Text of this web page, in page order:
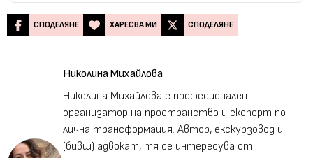
СПОДЕЛЯНЕ ХАРЕСВА МИ СПОДЕЛЯНЕ
Николина Михайлова
Николина Михайлова е професионален
организатор на пространство и експерт по
лична трансформация. Автор, екскурзовод и
(бивш) адвокат, тя се интересува от